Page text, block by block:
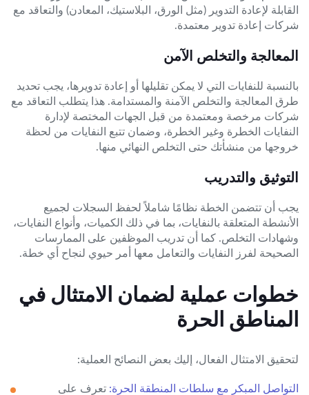
القابلة لإعادة التدوير (مثل الورق، البلاستيك، المعادن) والتعاقد مع
شركات إعادة تدوير معتمدة.
المعالجة والتخلص الآمن
بالنسبة للنفايات التي لا يمكن تقليلها أو إعادة تدويرها، يجب تحديد
طرق المعالجة والتخلص الآمنة والمستدامة. هذا يتطلب التعاقد مع
شركات مرخصة ومعتمدة من قبل الجهات المختصة لإدارة
النفايات الخطرة وغير الخطرة، وضمان تتبع النفايات من لحظة
خروجها من منشأتك حتى التخلص النهائي منها.
التوثيق والتدريب
يجب أن تتضمن الخطة نظامًا شاملاً لحفظ السجلات لجميع
الأنشطة المتعلقة بالنفايات، بما في ذلك الكميات، وأنواع النفايات،
وشهادات التخلص. كما أن تدريب الموظفين على الممارسات
الصحيحة لفرز النفايات والتعامل معها أمر حيوي لنجاح أي خطة.
خطوات عملية لضمان الامتثال في
المناطق الحرة
لتحقيق الامتثال الفعال، إليك بعض النصائح العملية:
التواصل المبكر مع سلطات المنطقة الحرة: تعرف على